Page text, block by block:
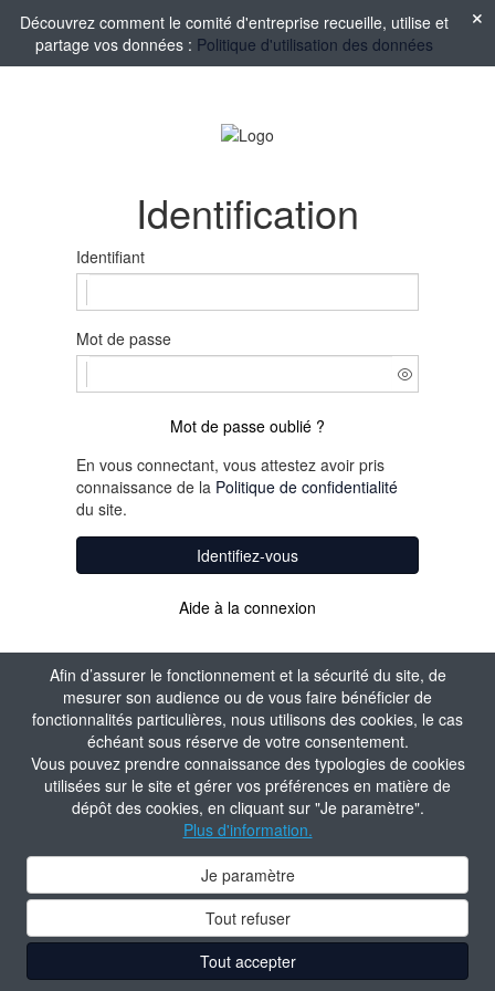
Afin d’assurer le fonctionnement et la sécurité du site, de
mesurer son audience ou de vous faire bénéficier de
fonctionnalités particulières, nous utilisons des cookies, le cas
échéant sous réserve de votre consentement.
Vous pouvez prendre connaissance des typologies de cookies
utilisées sur le site et gérer vos préférences en matière de
dépôt des cookies, en cliquant sur "Je paramètre".
Plus d'information.
Je paramètre
Tout refuser
Tout accepter
Découvrez comment le comité d'entreprise recueille, utilise et
partage vos données : Politique d'utilisation des données
Identification
Identifiant
Mot de passe
Mot de passe oublié ?
En vous connectant, vous attestez avoir pris
connaissance de la Politique de confidentialité
du site.
Identifiez-vous
Aide à la connexion